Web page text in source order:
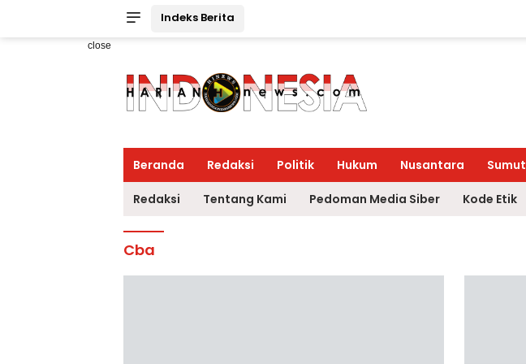
Indeks Berita
close
Beranda Redaksi Politik Hukum Nusantara Sumut
Redaksi Tentang Kami Pedoman Media Siber Kode Etik
Cba